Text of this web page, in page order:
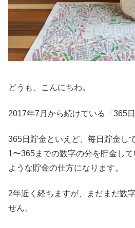
どうも、こんにちわ。
2017年7月から続けている「365
365日貯金といえど、毎日貯金し
1〜365までの数字の分を貯金して
ような貯金の仕方になります。
2年近く経ちますが、まだまだ数
せん。